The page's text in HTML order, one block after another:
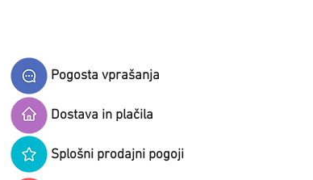
Pogosta vprašanja
Dostava in plačila
Splošni prodajni pogoji